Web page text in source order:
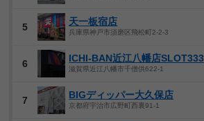
5 天一板宿店
兵庫県神戸市須磨区飛松町2-2-3
6 ICHI-BAN近江八幡店SLOT333
滋賀県近江八幡市千僧供622-1
7 BIGディッパー大久保店
京都府宇治市広野町西裏91-1